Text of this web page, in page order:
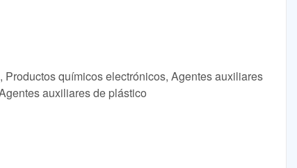
químicos electrónicos, Agentes auxiliares
auxiliares de plástico